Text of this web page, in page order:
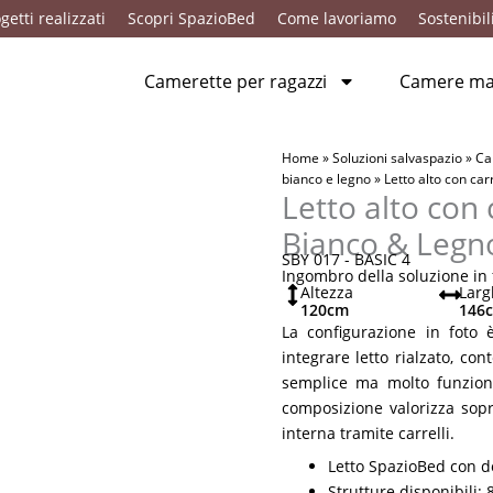
realizzati Scopri SpazioBed Come lavoriamo
Camerette per ragazzi Camere
Home »Soluzioni salvaspazio»
bianco e legno» Letto alto con
Letto alto con
Bianco &
SBY 017 - BASIC 4
Ingombro della soluzione in
Altezza
120cm
146
La configurazione in foto
integrare letto rialzato,
semplice ma molto
composizione valorizza
interna tramite carrelli.
Letto SpazioBed con